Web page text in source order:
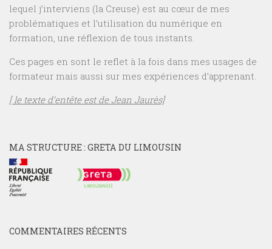
lequel j’interviens (la Creuse) est au cœur de mes
problématiques et l’utilisation du numérique en
formation, une réflexion de tous instants.
Ces pages en sont le reflet à la fois dans mes usages de
formateur mais aussi sur mes expériences d’apprenant.
[ le texte d’entête est de Jean Jaurès]
MA STRUCTURE : GRETA DU LIMOUSIN
COMMENTAIRES RÉCENTS